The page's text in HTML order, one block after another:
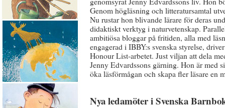
Genom högläsning och litteratursamtal
Nu rustar hon blivande lärare för deras
didaktiskt verktyg i naturvetenskap.
ambitiösa bloggar på fritiden, alla med
engagerad i IBBY:s svenska styrelse,
Honour List-arbetet. Just viljan att dela
Jenny Edvardssons gärning. Hon är med
öka läsförmågan och skapa fler läsare en
Nya ledamöter i Svenska